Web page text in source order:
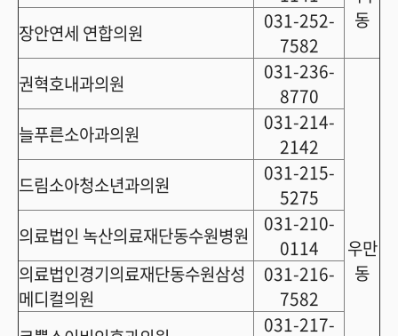
동
장안연세 연합의원
031-252-
7582
권혁호내과의원
031-236-
8770
우만
동
늘푸른소아과의원
031-214-
2142
드림소아청소년과의원
031-215-
5275
의료법인 녹산의료재단동수원병원
031-210-
0114
의료법인경기의료재단동수원삼성
메디컬의원
031-216-
7582
031-217-